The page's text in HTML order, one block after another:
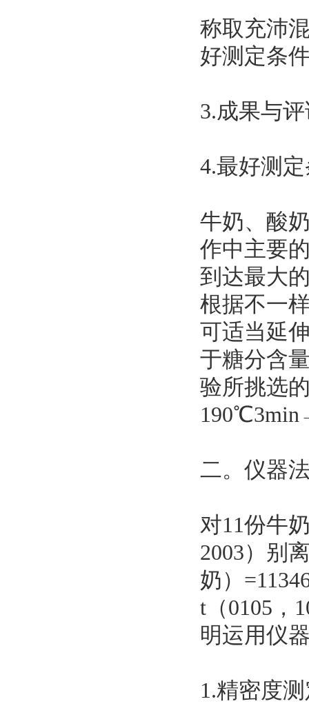
称取充沛
好测定条
3.成果与
4.最好测
牛奶、酸
作中主要
到达最大
根据不一
可适当延
于糖分含
验所挑选
二。仪器
对11份牛
2003）别
奶）
t（0105，
明运用仪
1.精密度